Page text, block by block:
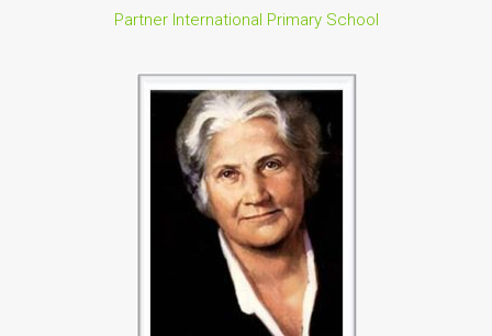
Partner International Primary School